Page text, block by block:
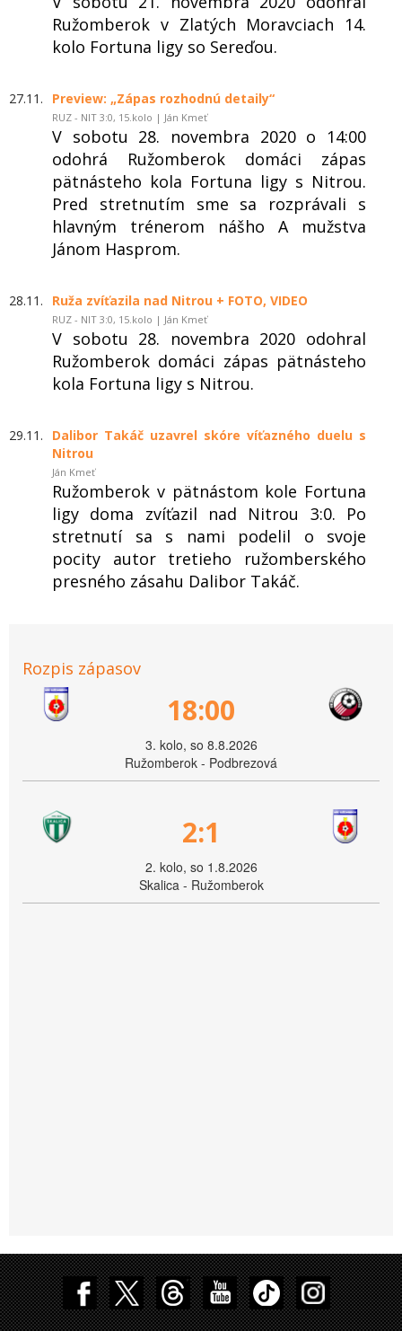
Ružomberok v Zlatých Moravciach 14.
kolo Fortuna ligy so Sereďou.
27.11. Preview: „Zápas rozhodnú detaily“
RUZ - NIT 3:0, 15.kolo | Ján Kmeť
V sobotu 28. novembra 2020 o 14:00
odohrá Ružomberok domáci zápas
pätnásteho kola Fortuna ligy s Nitrou.
Pred stretnutím sme sa rozprávali s
hlavným trénerom nášho A mužstva
Jánom Hasprom.
28.11. Ruža zvíťazila nad Nitrou + FOTO, VIDEO
RUZ - NIT 3:0, 15.kolo | Ján Kmeť
V sobotu 28. novembra 2020 odohral
Ružomberok domáci zápas pätnásteho
kola Fortuna ligy s Nitrou.
29.11.
Dalibor Takáč uzavrel skóre víťazného duelu s
Nitrou
Ján Kmeť
Ružomberok v pätnástom kole Fortuna
ligy doma zvíťazil nad Nitrou 3:0. Po
stretnutí sa s nami podelil o svoje
pocity autor tretieho ružomberského
presného zásahu Dalibor Takáč.
Rozpis zápasov
18:00
3. kolo, so 8.8.2026
Ružomberok - Podbrezová
2:1
2. kolo, so 1.8.2026
Skalica - Ružomberok